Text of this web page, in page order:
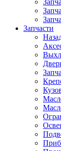
Запчасти